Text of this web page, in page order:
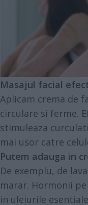
Masajul facial
Aplicam crema de
circulare si ferme.
stimuleaza
mai usor catre
Putem adauga in
De exemplu, de
marar. Hormonii
in uleiurile